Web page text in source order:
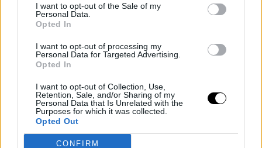
I want to opt-out of the Sale of my
Personal Data.
Opted In
I want to opt-out of processing my
Personal Data for Targeted Advertising.
Opted In
I want to opt-out of Collection, Use,
Retention, Sale, and/or Sharing of my
Personal Data that Is Unrelated with the
Purposes for which it was collected.
Opted Out
CONFIRM